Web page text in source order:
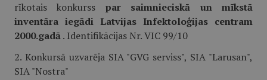
rīkotais konkurss par saimnieciskā un mīkstā
inventāra iegādi Latvijas Infektoloģijas centram
2000.gadā. Identifikācijas Nr. VIC 99/10
2. Konkursā uzvarēja SIA "GVG serviss", SIA "Larusan",
SIA "Nostra"